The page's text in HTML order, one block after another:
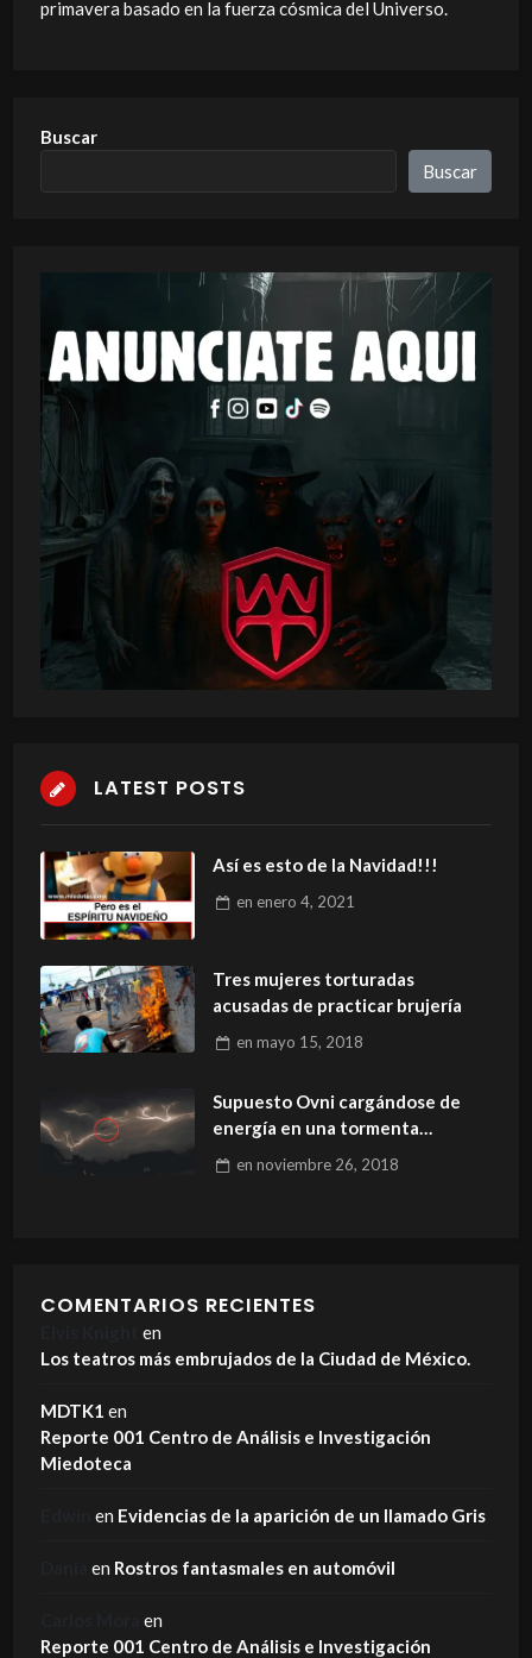
primavera basado en la fuerza cósmica del Universo.
Buscar
Buscar
LATEST POSTS
Así es esto de la Navidad!!!
en enero 4, 2021
Tres mujeres torturadas
acusadas de practicar brujería
en mayo 15, 2018
Supuesto Ovni cargándose de
energía en una tormenta
elèctrica
en noviembre 26, 2018
COMENTARIOS RECIENTES
en
Los teatros más embrujados de la Ciudad de México.
MDTK1 en
Reporte 001 Centro de Análisis e Investigación
Miedoteca
en Evidencias de la aparición de un llamado Gris
en Rostros fantasmales en automóvil
en
Reporte 001 Centro de Análisis e Investigación